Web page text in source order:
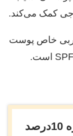
کمک می‌کند.
خاص پوست
کرم نرم کننده اوسرین و اوره 10درصد